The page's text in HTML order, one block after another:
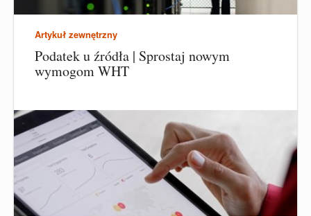
Artykuł zewnętrzny
Podatek u źródła | Sprostaj nowym
wymogom WHT